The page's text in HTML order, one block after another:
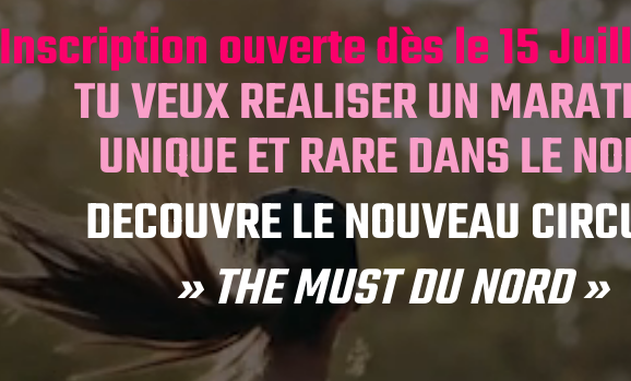
Inscription ouverte dès le 15
TU VEUX REALISER UN
UNIQUE ET RARE DANS LE
DECOUVRE LE NOUVEAU
» THE MUST DU NORD »